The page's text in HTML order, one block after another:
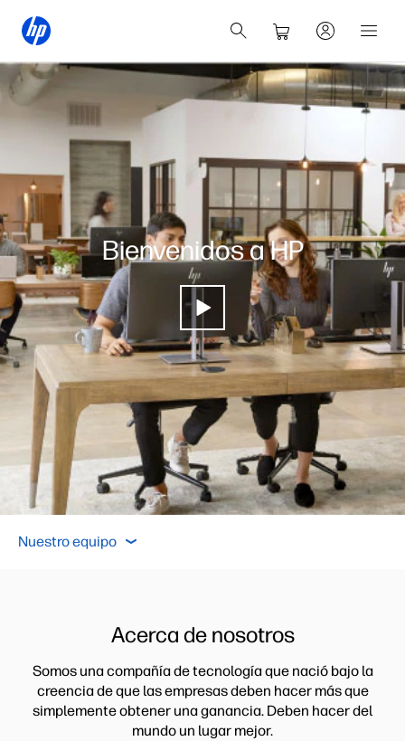
Bienvenidos a HP
Acerca de nosotros Nuestro equipo
Explorar HP
Nuestro equipo
Acerca de nosotros
Somos una compañía de tecnología que nació bajo la
creencia de que las empresas deben hacer más que
simplemente obtener una ganancia. Deben hacer del
mundo un lugar mejor.